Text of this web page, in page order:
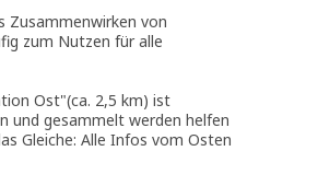
Zusammenwirken von
zum Nutzen für alle
Ost"(ca. 2,5 km) ist
und gesammelt werden helfen
Gleiche: Alle Infos vom Osten